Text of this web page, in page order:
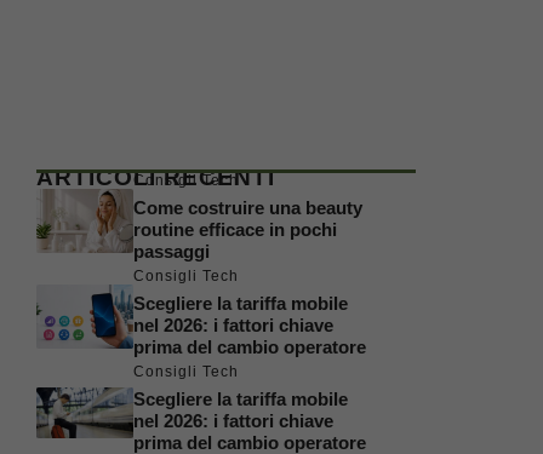
ARTICOLI RECENTI
Consigli Tech
Come costruire una beauty
routine efficace in pochi
passaggi
Consigli Tech
Scegliere la tariffa mobile
nel 2026: i fattori chiave
prima del cambio operatore
Consigli Tech
Scegliere la tariffa mobile
nel 2026: i fattori chiave
prima del cambio operatore